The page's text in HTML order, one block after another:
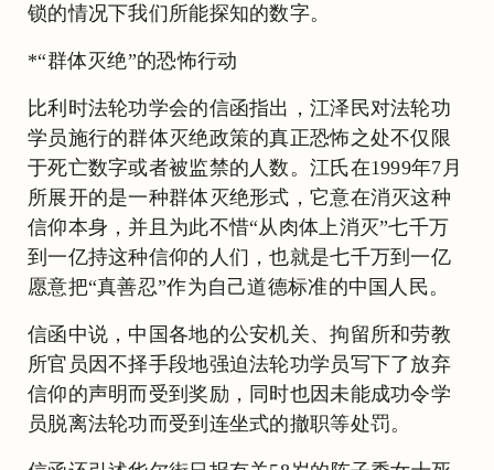
锁的情况下我们所能探知的数字。
*“群体灭绝”的恐怖行动
比利时法轮功学会的信函指出，江泽民对法轮功
学员施行的群体灭绝政策的真正恐怖之处不仅限
于死亡数字或者被监禁的人数。江氏在1999年7月
所展开的是一种群体灭绝形式，它意在消灭这种
信仰本身，并且为此不惜“从肉体上消灭”七千万
到一亿持这种信仰的人们，也就是七千万到一亿
愿意把“真善忍”作为自己道德标准的中国人民。
信函中说，中国各地的公安机关、拘留所和劳教
所官员因不择手段地强迫法轮功学员写下了放弃
信仰的声明而受到奖励，同时也因未能成功令学
员脱离法轮功而受到连坐式的撤职等处罚。